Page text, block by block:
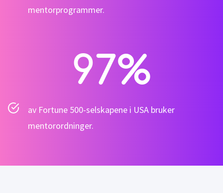
mentorprogrammer.
97%
av Fortune 500-selskapene i USA bruker
mentorordninger.